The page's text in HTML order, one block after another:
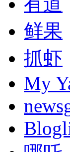
鲜果
抓虾
My